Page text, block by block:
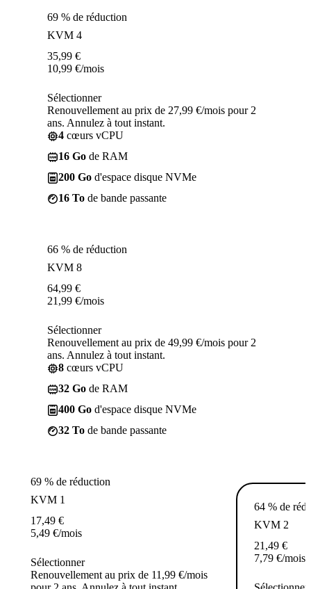
69 % de réduction
KVM 4
35,99 €
10,99 €/mois
Sélectionner
Renouvellement au prix de 27,99 €/mois pour 2
ans. Annulez à tout instant.
4 cœurs vCPU
16 Go de RAM
200 Go d'espace disque NVMe
16 To de bande passante
66 % de réduction
KVM 8
64,99 €
21,99 €/mois
Sélectionner
Renouvellement au prix de 49,99 €/mois pour 2
ans. Annulez à tout instant.
8 cœurs vCPU
32 Go de RAM
400 Go d'espace disque NVMe
32 To de bande passante
69 % de réduction
KVM 1
17,49 €
5,49 €/mois
Sélectionner
Renouvellement au prix de 11,99 €/mois
64 % de
KVM 2
21,49 €
7,79 €/mois